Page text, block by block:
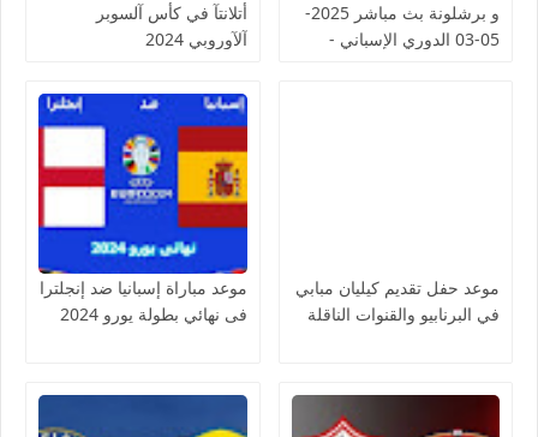
و برشلونة بث مباشر 2025-
05-03 الدوري الإسباني -
أتلانتآ في كأس آلسوبر
آلآوروبي 2024
موعد حفل تقديم كيليان مبابي
في البرنابيو والقنوات الناقلة
موعد مباراة إسبانيا ضد إنجلترا
فى نهائي بطولة يورو 2024